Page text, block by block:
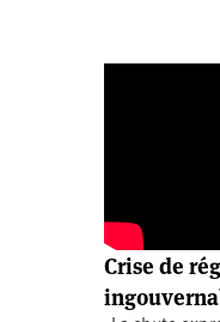
Université
d’été
2018
Université
2019
Université
Crise de